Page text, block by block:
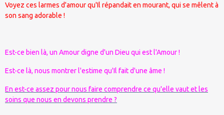
Voyez ces larmes d'amour qu'Il répandait en mourant, qui se mêlent à
son sang adorable !
Est-ce bien là, un Amour digne d'un Dieu qui est l'Amour !
Est-ce là, nous montrer l'estime qu'Il fait d'une âme !
En est-ce assez pour nous faire comprendre ce qu'elle vaut et les
soins que nous en devons prendre ?